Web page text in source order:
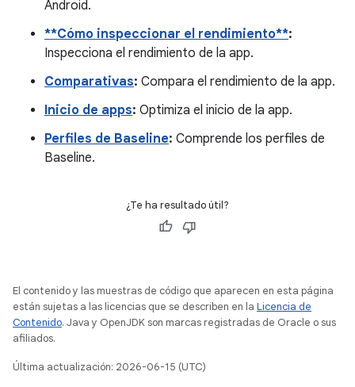
Android.
**Cómo inspeccionar el rendimiento**:
Inspecciona el rendimiento de la app.
Comparativas: Compara el rendimiento de la app.
Inicio de apps: Optimiza el inicio de la app.
Perfiles de Baseline: Comprende los perfiles de
Baseline.
¿Te ha resultado útil?
El contenido y las muestras de código que aparecen en esta página
están sujetas a las licencias que se describen en la Licencia de
Contenido. Java y OpenJDK son marcas registradas de Oracle o sus
afiliados.
Última actualización: 2026-06-15 (UTC)